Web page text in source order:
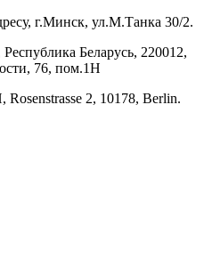
г.Минск, ул.М.Танка 30/2.
Беларусь, 220012,
76, пом.1Н
2, 10178, Berlin.